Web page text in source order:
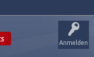
Anmelden